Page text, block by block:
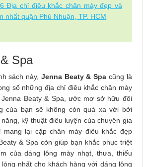
Địa chỉ điêu khắc chân mày đẹp và
nhất quận Phú Nhuận, TP. HCM
Spa
sách này, Jenna Beaty & Spa cũng là
số những địa chỉ điêu khắc chân mày
Beaty & Spa, ước mơ sở hữu đôi
của bạn sẽ không còn quá xa vời bởi
kỹ thuật điêu luyện của chuyên gia
mang lại cặp chân mày điêu khắc đẹp
& Spa còn giúp bạn khắc phục triệt
của dáng lông mày nhạt, thưa, thiếu
nhất cho khách hàng với dáng lông